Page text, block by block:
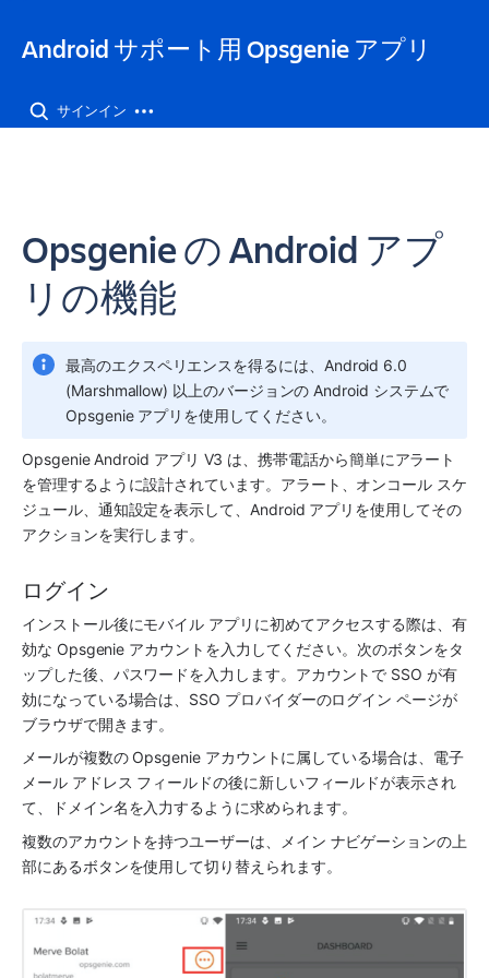
Android サポート用 Opsgenie アプリ
サインイン
Opsgenie の Android アプ
リの機能
最高のエクスペリエンスを得るには、Android 6.0
(Marshmallow) 以上のバージョンの Android システムで
Opsgenie アプリを使用してください。
Opsgenie Android アプリ V3 は、携帯電話から簡単にアラート
を管理するように設計されています。アラート、オンコール スケ
ジュール、通知設定を表示して、Android アプリを使用してその
アクションを実行します。
ログイン
インストール後にモバイル アプリに初めてアクセスする際は、有
効な Opsgenie アカウントを入力してください。次のボタンをタ
ップした後、パスワードを入力します。アカウントで SSO が有
効になっている場合は、SSO プロバイダーのログイン ページが
ブラウザで開きます。
メールが複数の Opsgenie アカウントに属している場合は、電子
メール アドレス フィールドの後に新しいフィールドが表示され
て、ドメイン名を入力するように求められます。
複数のアカウントを持つユーザーは、メイン ナビゲーションの上
部にあるボタンを使用して切り替えられます。